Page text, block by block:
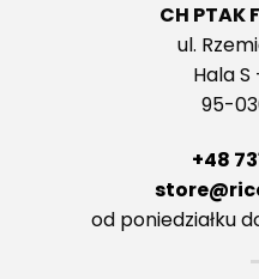
CH
ul.
Hala
95-
+48
od poniedziałku